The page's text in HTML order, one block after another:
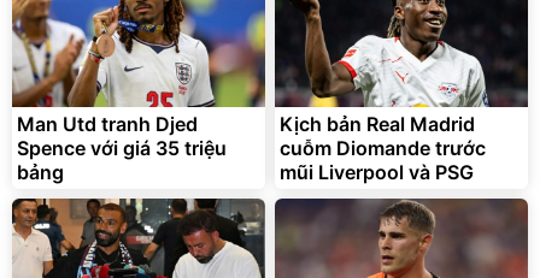
vinamilk official
Man Utd tranh Djed
Spence với giá 35 triệu
bảng
Kịch bản Real Madrid
cuỗm Diomande trước
mũi Liverpool và PSG